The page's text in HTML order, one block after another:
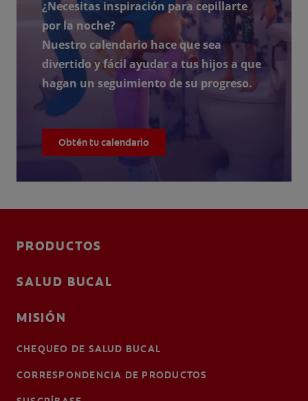
¿Necesitas inspiración para cepillarte
por la noche?
Nuestro calendario hace que sea
divertido y fácil ayudar a tus hijos a que
hagan un seguimiento de su progreso.
Obtén tu calendario
PRODUCTOS
SALUD BUCAL
MISIÓN
CHEQUEO DE SALUD BUCAL
CORRESPONDENCIA DE PRODUCTOS